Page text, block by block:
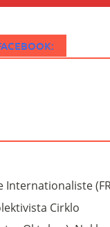
Internationaliste
Cirklo